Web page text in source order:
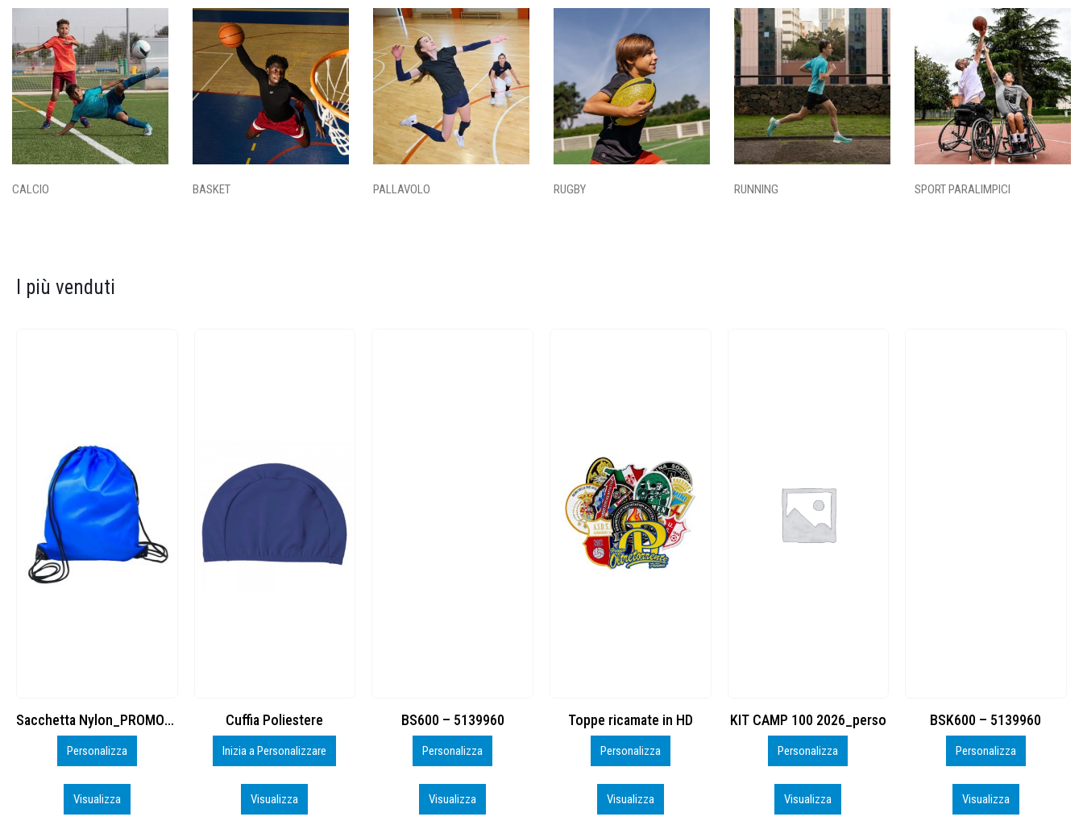
CALCIO BASKET PALLAVOLO RUGBY RUNNING SPORT PARALIMPICI
I più venduti
Cuffia Poliestere
Inizia a Personalizzare
Visualizza
BS600 – 5139960
Personalizza
Visualizza
Toppe ricamate in HD
Personalizza
Visualizza
KIT CAMP 100 2026_perso
Personalizza
Visualizza
BSK600 – 5139960
Personalizza
Visualizza
DTF
Personalizza
Visualizza